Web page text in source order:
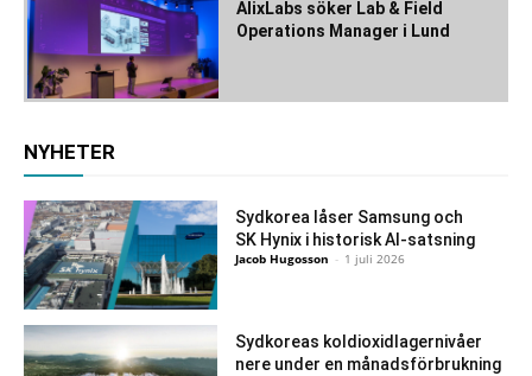
AlixLabs söker Lab & Field
Operations Manager i Lund
NYHETER
Sydkorea låser Samsung och
SK Hynix i historisk AI-satsning
Jacob Hugosson - 1 juli 2026
Sydkoreas koldioxidlagernivåer
nere under en månadsförbrukning